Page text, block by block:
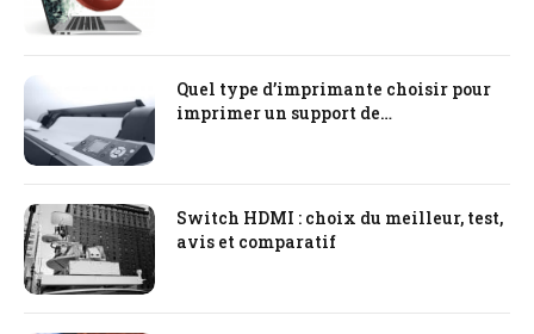
Quel type d’imprimante choisir pour
imprimer un support de
Switch HDMI : choix du meilleur, test,
avis et comparatif